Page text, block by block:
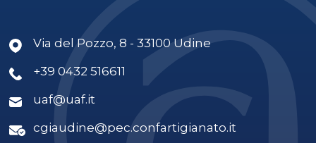
Via del Pozzo, 8 - 33100 Udine
+39 0432 516611
uaf@uaf.it
cgiaudine@pec.confartigianato.it